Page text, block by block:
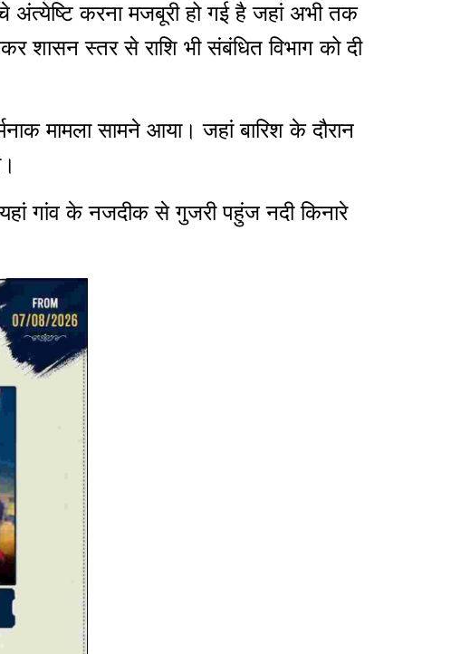
करना मजबूरी हो गई है जहां अभी तक
शासन स्तर से राशि भी संबंधित विभाग को दी
मामला सामने आया। जहां बारिश के दौरान
गांव के नजदीक से गुजरी पहुंज नदी किनारे